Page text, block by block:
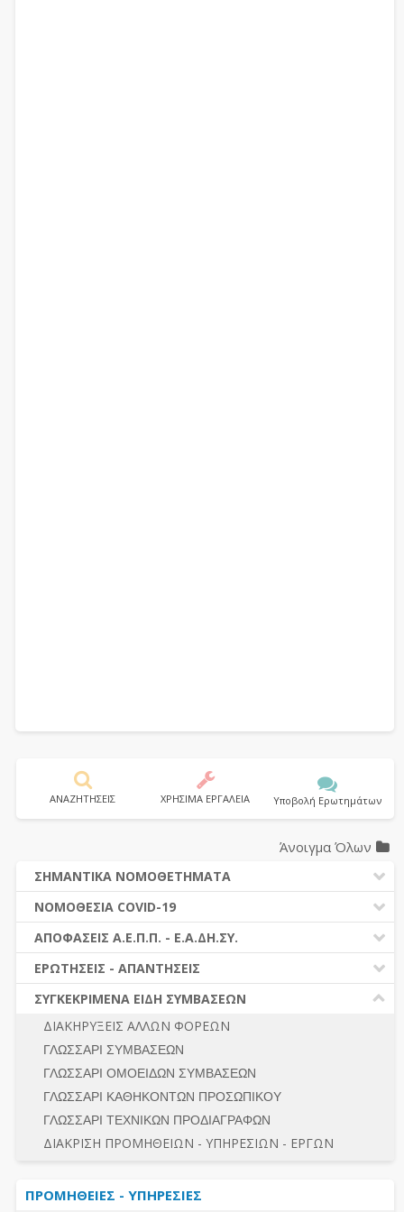
ΑΝΑΖΗΤΗΣΕΙΣ ΧΡΗΣΙΜΑ ΕΡΓΑΛΕΙΑ Υποβολή Ερωτημάτων
Άνοιγμα Όλων
ΣΗΜΑΝΤΙΚΑ ΝΟΜΟΘΕΤΗΜΑΤΑ
ΔΗΜΟΣΙΕΣ ΣΥΜΒΑΣΕΙΣ (Ν. 4412/2016)
ΔΗΜΟΤΙΚΟΣ ΚΩΔΙΚΑΣ (Ν.3463/2006)
ΚΑΛΛΙΚΡΑΤΗΣ (Ν.3852/2010)
ΝΟΜΟΘΕΣΙΑ - ΝΟΜΟΛΟΓΙΑ (ΣΥΝΟΛΟ)
ΝΟΜΟΘΕΣΙΑ COVID-19
ΝΟΜΟΘΕΣΙΑ - ΝΟΜΟΛΟΓΙΑ COVID -19
ΕΡΩΤΗΣΕΙΣ - ΑΠΑΝΤΗΣΕΙΣ
ΑΠΟΦΑΣΕΙΣ Α.Ε.Π.Π. - Ε.Α.ΔΗ.ΣΥ.
ΠΡΟΔΙΚΑΣΤΙΚΗ ΠΡΟΣΦΥΓΗ
ΓΕΝΙΚΟΙ ΚΑΝΟΝΕΣ
ΔΙΚΑΙΟΥΜΕΝΟΙ ΣΥΜΜΕΤΟΧΗΣ
ΠΡΟΣΦΟΡΕΣ – ΔΙΚΑΙΟΛΟΓΗΤΙΚΑ ΣΥΜΜΕΤΟΧΗΣ
ΔΙΕΞΑΓΩΓΗ ΔΙΑΔΙΚΑΣΙΑΣ
ΕΣΗΔΗΣ – ΚΗΜΔΗΣ
ΠΕΡΙΛΗΨΕΙΣ ΑΠΟΦΑΣΕΩΝ Α.Ε.Π.Π. - Ε.Α.ΔΗ.ΣΥ.
ΣΥΝΟΛΟ
ΕΡΩΤΗΣΕΙΣ - ΑΠΑΝΤΗΣΕΙΣ
Ν. 4782/2021 - ΤΡΟΠΟΠΟΙΗΣΗ 4412/2016
ΔΙΕΞΑΓΩΓΗ ΔΙΑΔΙΚΑΣΙΑΣ
ΔΙΑΔΙΚΑΣΙΕΣ ΑΝΑΘΕΣΗΣ
ΓΕΝΙΚΟΙ ΚΑΝΟΝΕΣ
ΠΡΟΕΤΟΙΜΑΣΙΑ - ΔΗΜΟΣΙΟΤΗΤΑ
ΛΟΓΟΙ ΑΠΟΚΛΕΙΣΜΟΥ-ΔΙΚΑΙΟΥΜΕΝΟΙ ΣΥΜΜΕΤΟΧΗΣ
ΠΡΟΣΦΟΡΕΣ - ΔΙΚΑΙΟΛΟΓΗΤΙΚΑ ΣΥΜΜΕΤΟΧΗΣ
ΕΚΤΕΛΕΣΗ ΕΡΓΩΝ - ΜΕΛΕΤΩΝ
ΣΥΓΚΕΚΡΙΜΕΝΑ ΕΙΔΗ ΣΥΜΒΑΣΕΩΝ
ΔΙΑΚΗΡΥΞΕΙΣ ΑΛΛΩΝ ΦΟΡΕΩΝ
ΓΛΩΣΣΑΡΙ ΣΥΜΒΑΣΕΩΝ
ΓΛΩΣΣΑΡΙ ΟΜΟΕΙΔΩΝ ΣΥΜΒΑΣΕΩΝ
ΓΛΩΣΣΑΡΙ ΚΑΘΗΚΟΝΤΩΝ ΠΡΟΣΩΠΙΚΟΥ
ΓΛΩΣΣΑΡΙ ΤΕΧΝΙΚΩΝ ΠΡΟΔΙΑΓΡΑΦΩΝ
ΔΙΑΚΡΙΣΗ ΠΡΟΜΗΘΕΙΩΝ - ΥΠΗΡΕΣΙΩΝ - ΕΡΓΩΝ
ΠΡΟΜΗΘΕΙΕΣ - ΥΠΗΡΕΣΙΕΣ